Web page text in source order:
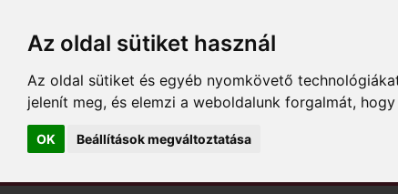
Az oldal sütiket használ
Az oldal sütiket és egyéb nyomkövető
jelenít meg, és elemzi a weboldalunk forgalmát,
OK Beállítások megváltoztatása